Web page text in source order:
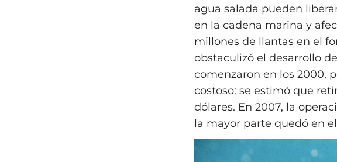
agua salada pueden
en la cadena marina y
millones de llantas en el
obstaculizó el desarrollo
comenzaron en los 2000,
costoso: se estimó que
dólares. En 2007, la
la mayor parte quedó en